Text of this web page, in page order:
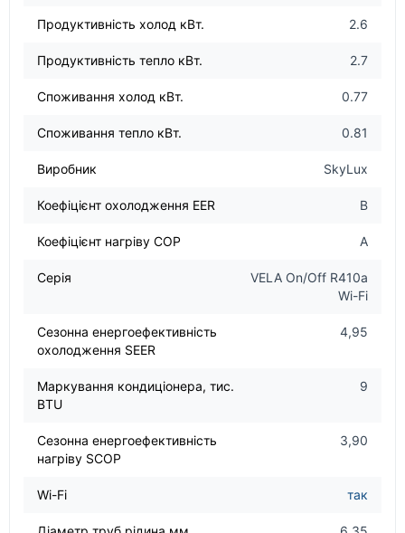
Продуктивність холод кВт. 2.6
Продуктивність тепло кВт. 2.7
Споживання холод кВт. 0.77
Споживання тепло кВт. 0.81
Виробник SkyLux
Коефіцієнт охолодження EER В
Коефіцієнт нагріву COP A
Серія
VELA On/Off R410a
Wi-Fi
Сезонна енергоефективність
охолодження SEER
4,95
Маркування кондиціонера, тис.
BTU
9
Сезонна енергоефективність
нагріву SCOP
3,90
Wi-Fi так